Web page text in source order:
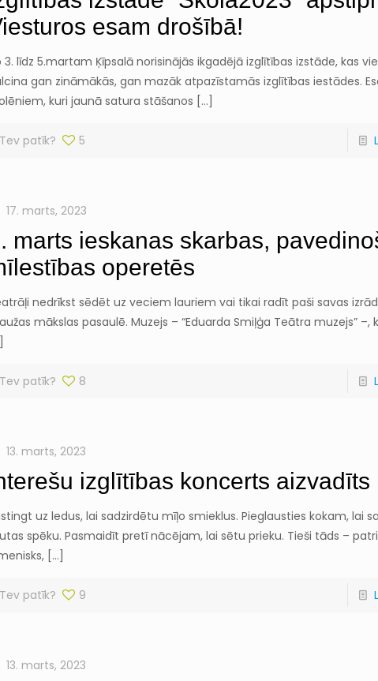
esam drošībā!
3. līdz 5.martam Ķīpsalā norisinājās ikgadējā izglītības izstāde, kas
gan zināmākās, gan mazāk atpazīstamās izglītības iestādes.
kuri jaunā satura stāšanos […]
Tev patīk? 5
17. marts, 2023
marts ieskanas skarbas,
operetēs
nedrīkst sēdēt uz veciem lauriem vai tikai radīt paši savas
mākslas pasaulē. Muzejs – “Eduarda Smiļģa Teātra muzejs” –,
Tev patīk? 8
13. marts, 2023
izglītības koncerts aizvadīts
uz ledus, lai sadzirdētu mīļo smieklus. Pieglausties kokam, lai
spēku. Pasmaidīt pretī nācējam, lai sētu prieku. Tieši tāds –
[…]
Tev patīk? 9
13. marts, 2023